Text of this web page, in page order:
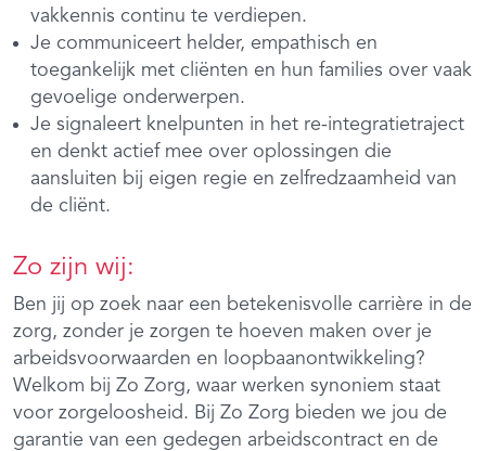
vakkennis continu te verdiepen.
Je communiceert helder, empathisch en
toegankelijk met cliënten en hun families over vaak
gevoelige onderwerpen.
Je signaleert knelpunten in het re-integratietraject
en denkt actief mee over oplossingen die
aansluiten bij eigen regie en zelfredzaamheid van
de cliënt.
Zo zijn wij:
Ben jij op zoek naar een betekenisvolle carrière in de
zorg, zonder je zorgen te hoeven maken over je
arbeidsvoorwaarden en loopbaanontwikkeling?
Welkom bij Zo Zorg, waar werken synoniem staat
voor zorgeloosheid. Bij Zo Zorg bieden we jou de
garantie van een gedegen arbeidscontract en de